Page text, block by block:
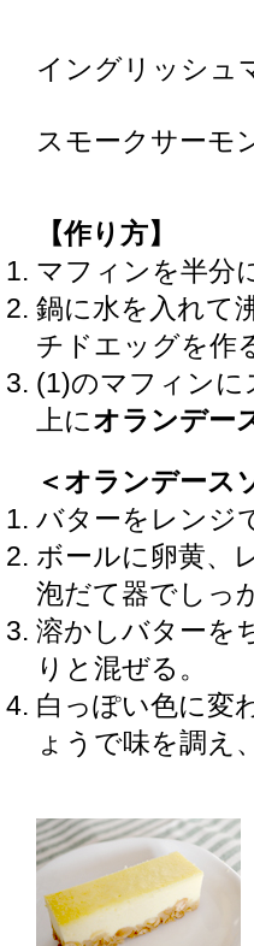
イングリッシュ
…2
スモークサーモ
【作り方】
マフィンを半分
鍋に水を入れて
チドエッグを作
(1)のマフィン
上にオランデー
＜オランデース
バターをレンジ
ボールに卵黄、
泡だて器でしっ
溶かしバターを
りと混ぜる。
白っぽい色に変
ょうで味を調え